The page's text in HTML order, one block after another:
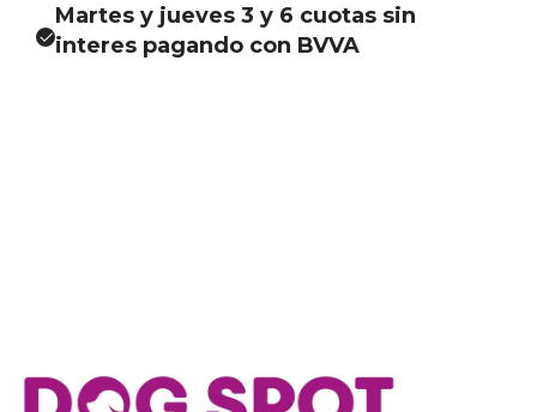
Martes y jueves 3 y 6 cuotas sin
interes pagando con BVVA